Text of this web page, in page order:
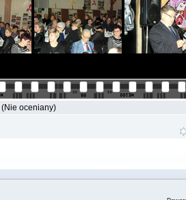
(Nie oceniany)